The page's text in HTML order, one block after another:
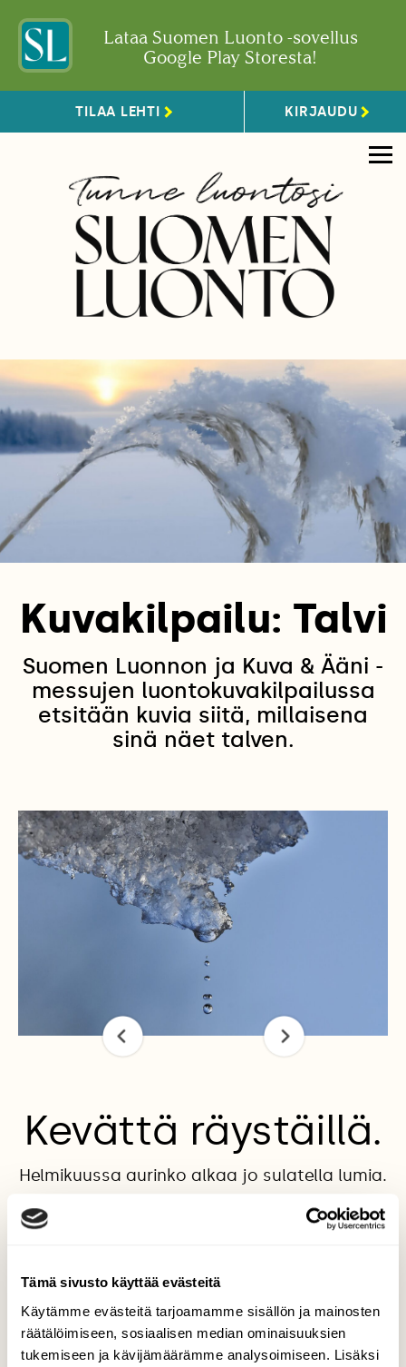
Tämä sivusto käyttää evästeitä
Käytämme evästeitä tarjoamamme sisällön ja mainosten
räätälöimiseen, sosiaalisen median ominaisuuksien
tukemiseen ja kävijämäärämme analysoimiseen. Lisäksi
Lataa Suomen Luonto -sovellus
Google Play Storesta!
TILAA LEHTI KIRJAUDU
Kuvakilpailu: Talvi
Suomen Luonnon ja Kuva & Ääni -
messujen luontokuvakilpailussa
etsitään kuvia siitä, millaisena
sinä näet talven.
Kevättä räystäillä.
Helmikuussa aurinko alkaa jo sulatella lumia.
Kuvaaja: Markku Pelkonen
Kilpailun etusivulle